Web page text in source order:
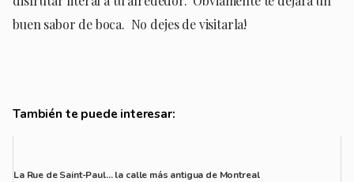
buen sabor de boca. No dejes de visitarla!
También te puede interesar:
La Rue de Saint-Paul… la calle más antigua de Montreal